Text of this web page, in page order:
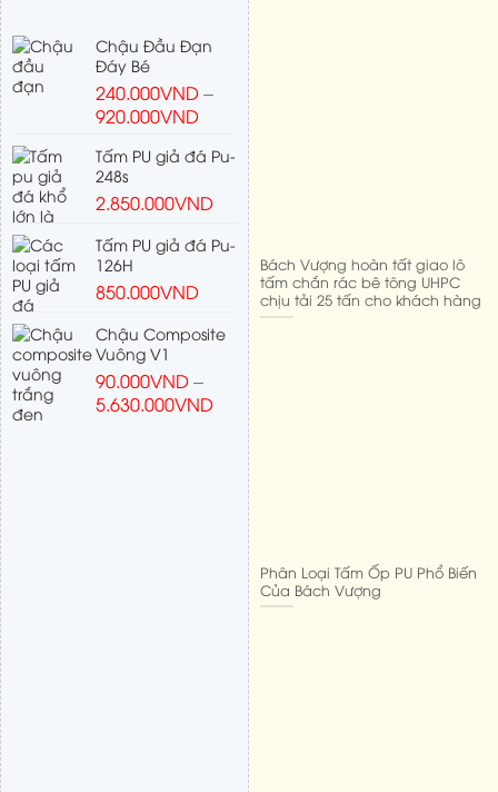
Chậu Đầu Đạn
Đáy Bé
240.000VND–
920.000VND
Tấm PU giả đá Pu-
248s
2.850.000VND
Tấm PU giả đá Pu-
126H
850.000VND
Chậu Composite
Vuông V1
90.000VND–
5.630.000VND
Bách Vượng hoàn tất giao lô
tấm chắn rác bê tông UHPC
chịu tải 25 tấn cho khách hàng
Phân Loại Tấm Ốp PU Phổ Biến
Của Bách Vượng